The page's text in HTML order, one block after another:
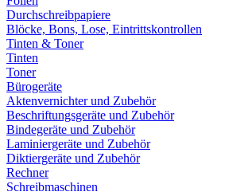
Durchschreibpapiere
Blöcke, Bons, Lose, Eintrittskontrollen
Tinten & Toner
Tinten
Toner
Bürogeräte
Aktenvernichter und Zubehör
Beschriftungsgeräte und Zubehör
Bindegeräte und Zubehör
Laminiergeräte und Zubehör
Diktiergeräte und Zubehör
Rechner
Schreibmaschinen